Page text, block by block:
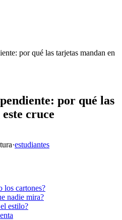
por qué las tarjetas mandan en
por qué las
cruce
·estudiantes
los cartones?
nadie mira?
estilo?